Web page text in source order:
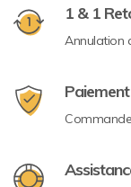
1 & 1
Annulation